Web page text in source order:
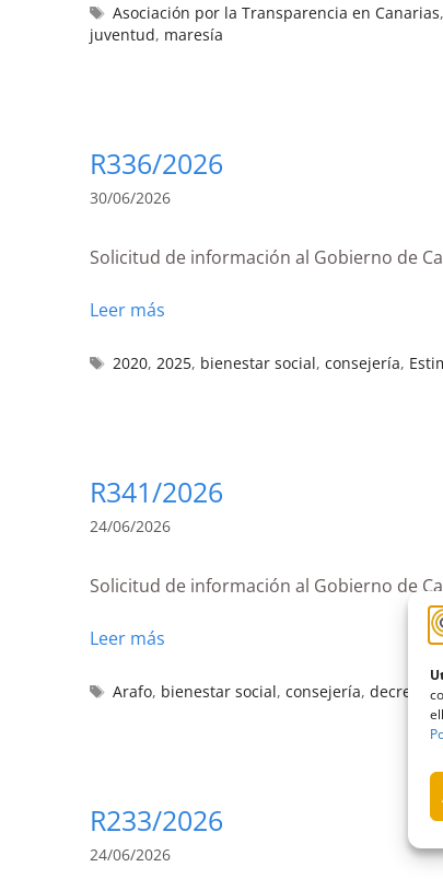
Asociación por la Transparencia en Canarias
juventud, maresía
R336/2026
30/06/2026
Solicitud de información al Gobierno de
Leer más
2020,2025, bienestar social,consejería,
R341/2026
24/06/2026
Solicitud de información al Gobierno de
Leer más
Arafo, bienestar social,consejería,decreto ,
R233/2026
24/06/2026